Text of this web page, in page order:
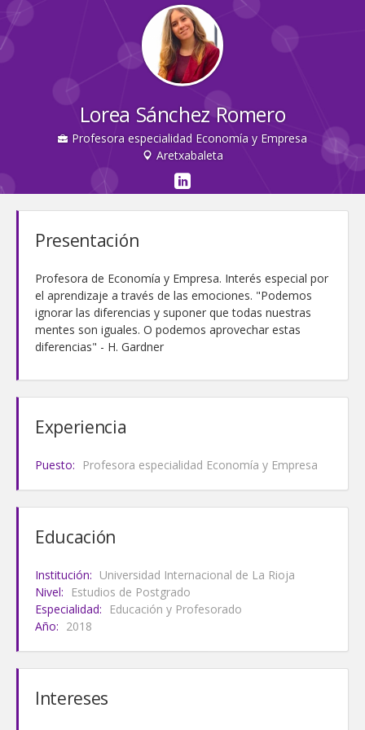
Lorea Sánchez Romero
Profesora especialidad Economía y Empresa
Aretxabaleta
Presentación
Profesora de Economía y Empresa. Interés especial por
el aprendizaje a través de las emociones. "Podemos
ignorar las diferencias y suponer que todas nuestras
mentes son iguales. O podemos aprovechar estas
diferencias" - H. Gardner
Experiencia
Puesto: Profesora especialidad Economía y Empresa
Educación
Institución: Universidad Internacional de La Rioja
Nivel:
Estudios de Postgrado
Especialidad:
Educación y Profesorado
Año: 2018
Intereses